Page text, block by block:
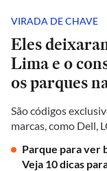
VIRADA DE CHAVE
Eles
Lima e o
os parques
São códigos
marcas, como Dell,
Parque para ver
Veja 10 dicas